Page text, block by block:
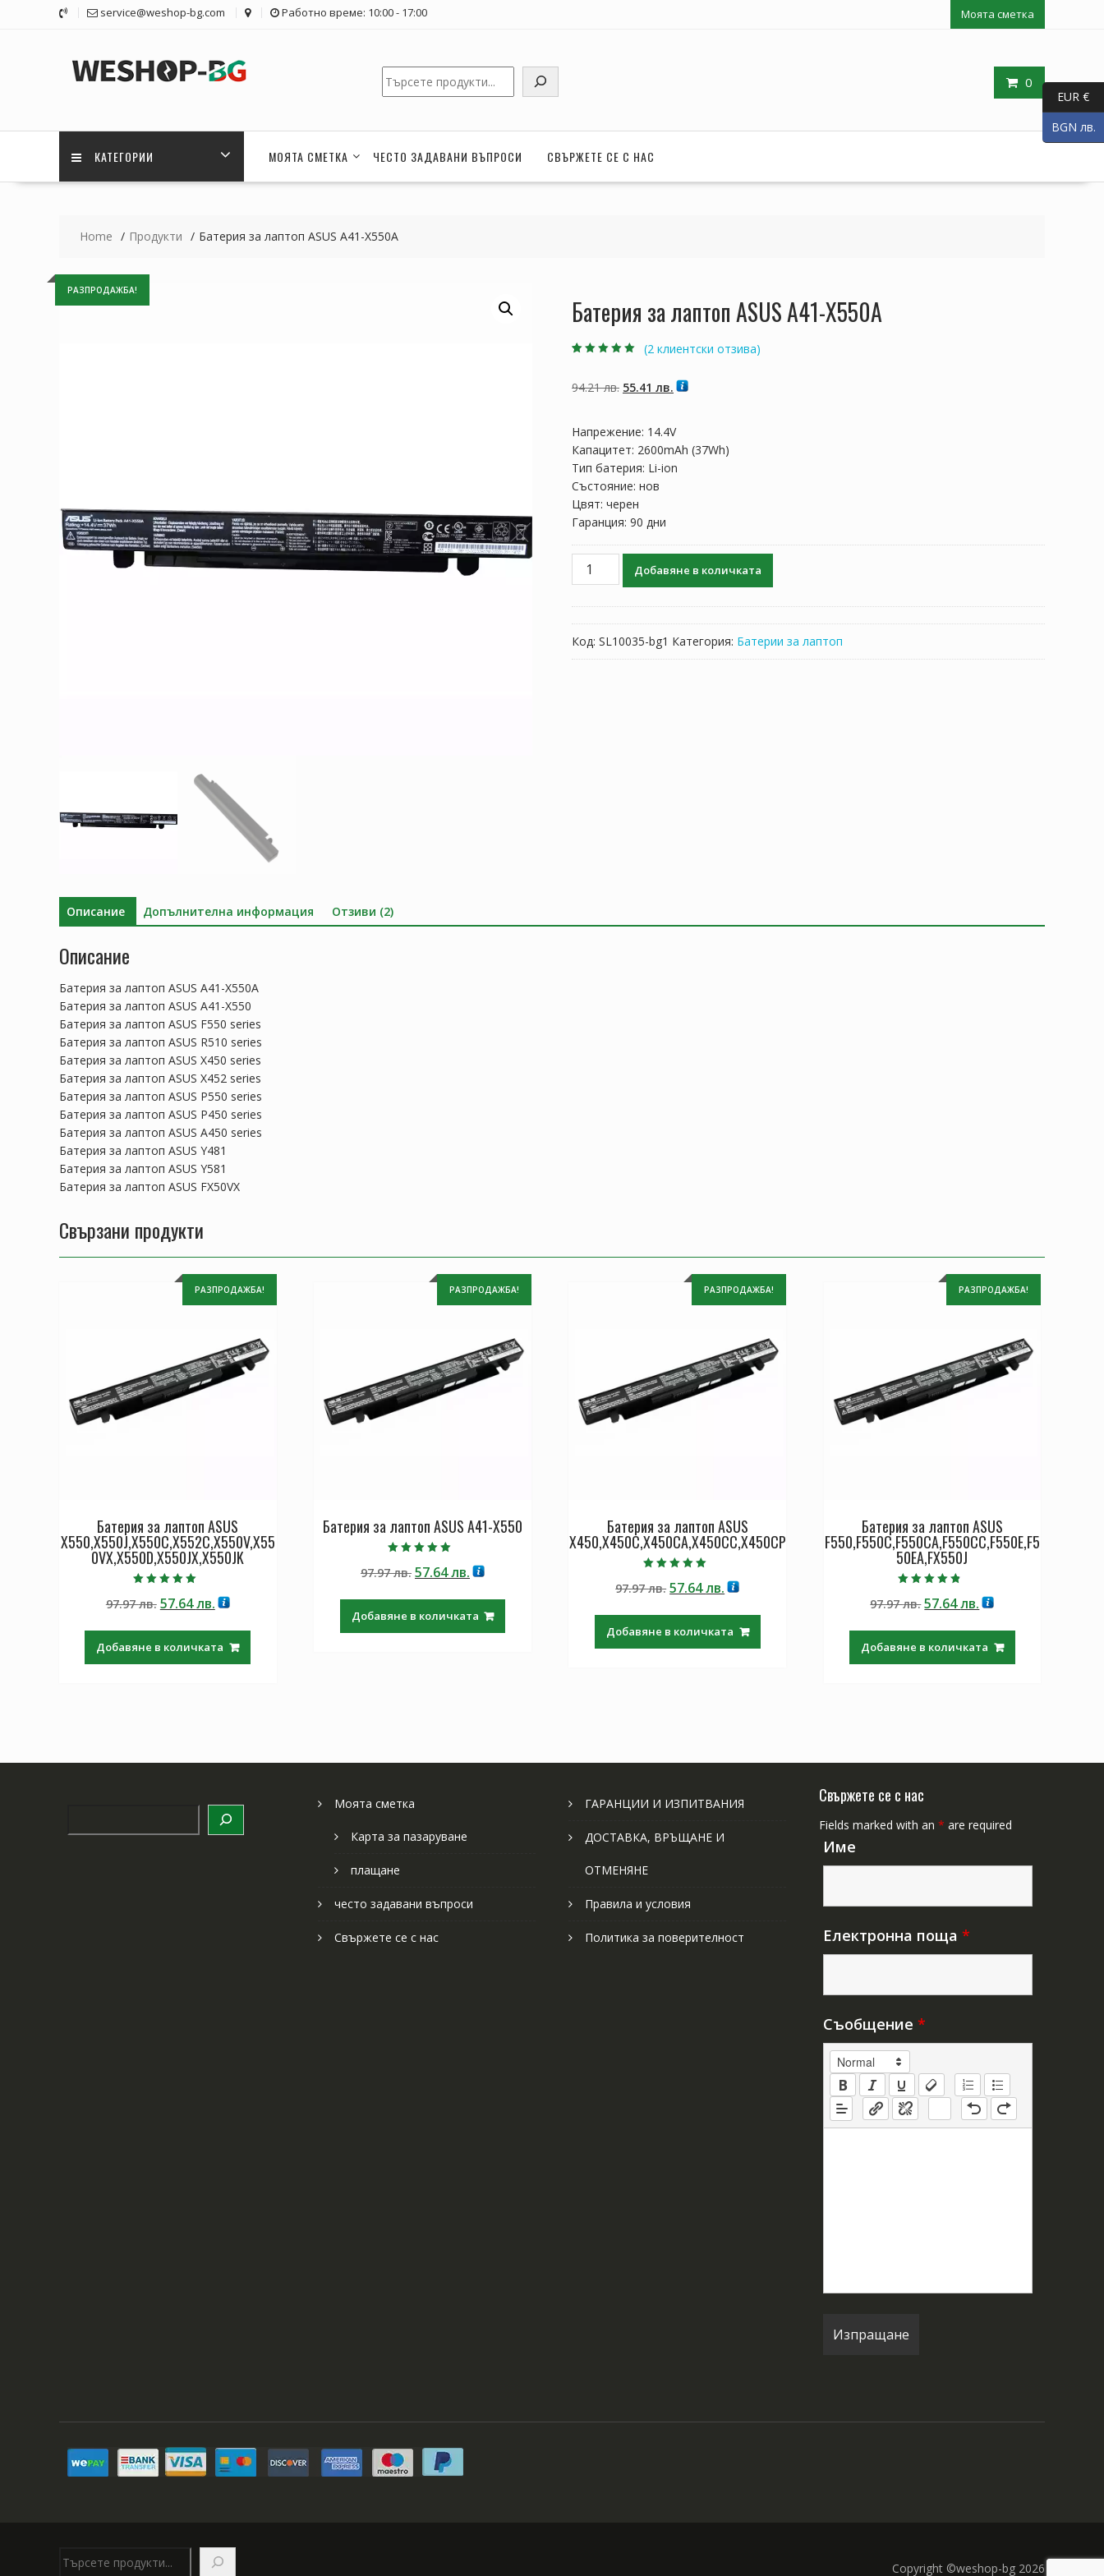
service@weshop-bg.com Работно време: 10:00 - 17:00 Моята сметка
0
Търсене
КАТЕГОРИИ МОЯТА СМЕТКА ЧЕСТО ЗАДАВАНИ ВЪПРОСИ СВЪРЖЕТЕ СЕ С НАС
Home Продукти Батерия за лаптоп ASUS A41-X550A
РАЗПРОДАЖБА!
Батерия за лаптоп ASUS A41-X550A
потребителски
оценки
(2 клиентски отзива)
94.21лв. Original
94.21 лв..
55.41 лв. Текущата
55.41 лв..
Напрежение: 14.4V
Капацитет: 2600mAh (37Wh)
Тип батерия: Li-ion
Състояние: нов
Цвят: черен
Гаранция: 90 дни
количество
лаптоп
ASUS
Добавяне в количката
Код: SL10035-bg1 Категория: Батерии за лаптоп
Описание Допълнителна информация Отзиви (2)
Описание
Батерия за лаптоп ASUS A41-X550A
Батерия за лаптоп ASUS A41-X550
Батерия за лаптоп ASUS F550 series
Батерия за лаптоп ASUS R510 series
Батерия за лаптоп ASUS X450 series
Батерия за лаптоп ASUS X452 series
Батерия за лаптоп ASUS P550 series
Батерия за лаптоп ASUS P450 series
Батерия за лаптоп ASUS A450 series
Батерия за лаптоп ASUS Y481
Батерия за лаптоп ASUS Y581
Батерия за лаптоп ASUS FX50VX
Свързани продукти
РАЗПРОДАЖБА!
Батерия за лаптоп ASUS
X550,X550J,X550C,X552C,X550V,X55
0VX,X550D,X550JX,X550JK
5.00
от 5
97.97лв. Original
97.97 лв..
57.64лв.Текущата
57.64 лв..
Добавяне в количката
РАЗПРОДАЖБА!
Батерия за лаптоп ASUS A41-X550
5.00
от 5
97.97лв. Original
97.97 лв..
57.64лв.Текущата
57.64 лв..
Добавяне в количката
РАЗПРОДАЖБА!
Батерия за лаптоп ASUS
X450,X450C,X450CA,X450CC,X450CP
5.00
от 5
97.97лв. Original
97.97 лв..
57.64лв.Текущата
57.64 лв..
Добавяне в количката
РАЗПРОДАЖБА!
Батерия за лаптоп ASUS
F550,F550C,F550CA,F550CC,F550E,F5
50EA,FX550J
4.50
от 5
97.97лв.Original
97.97 лв..
57.64лв.Текущата
57.64 лв..
Добавяне в количката
Моята сметка
Карта за пазаруване
плащане
често задавани въпроси
Свържете се с нас
ГАРАНЦИИ И ИЗПИТВАНИЯ
ДОСТАВКА, ВРЪЩАНЕ И
ОТМЕНЯНЕ
Правила и условия
Политика за поверителност
Свържете се с нас
Fields marked with an * are required
Име
Електронна поща *
Съобщение *
Търсене
Copyright ©weshop-bg 2026
EUR €
BGN лв.